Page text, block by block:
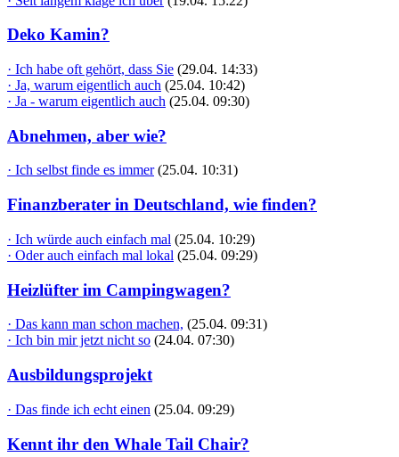
Deko Kamin?
· Ich habe oft gehört, dass Sie (29.04. 14:33)
· Ja, warum eigentlich auch (25.04. 10:42)
· Ja - warum eigentlich auch (25.04. 09:30)
Abnehmen, aber wie?
· Ich selbst finde es immer (25.04. 10:31)
Finanzberater in Deutschland, wie finden?
· Ich würde auch einfach mal (25.04. 10:29)
· Oder auch einfach mal lokal (25.04. 09:29)
Heizlüfter im Campingwagen?
· Das kann man schon machen, (25.04. 09:31)
· Ich bin mir jetzt nicht so (24.04. 07:30)
Ausbildungsprojekt
· Das finde ich echt einen (25.04. 09:29)
Kennt ihr den Whale Tail Chair?